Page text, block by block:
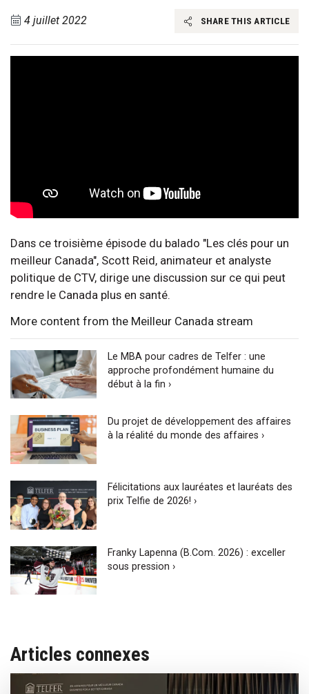
4 juillet 2022 SHARE THIS ARTICLE
Dans ce troisième épisode du balado "Les clés pour un
meilleur Canada", Scott Reid, animateur et analyste
politique de CTV, dirige une discussion sur ce qui peut
rendre le Canada plus en santé.
More content from the Meilleur Canada stream
Le MBA pour cadres de Telfer : une
approche profondément humaine du
début à la fin ›
Du projet de développement des affaires
à la réalité du monde des affaires ›
Félicitations aux lauréates et lauréats des
prix Telfie de 2026! ›
Franky Lapenna (B.Com. 2026) : exceller
sous pression ›
Articles connexes